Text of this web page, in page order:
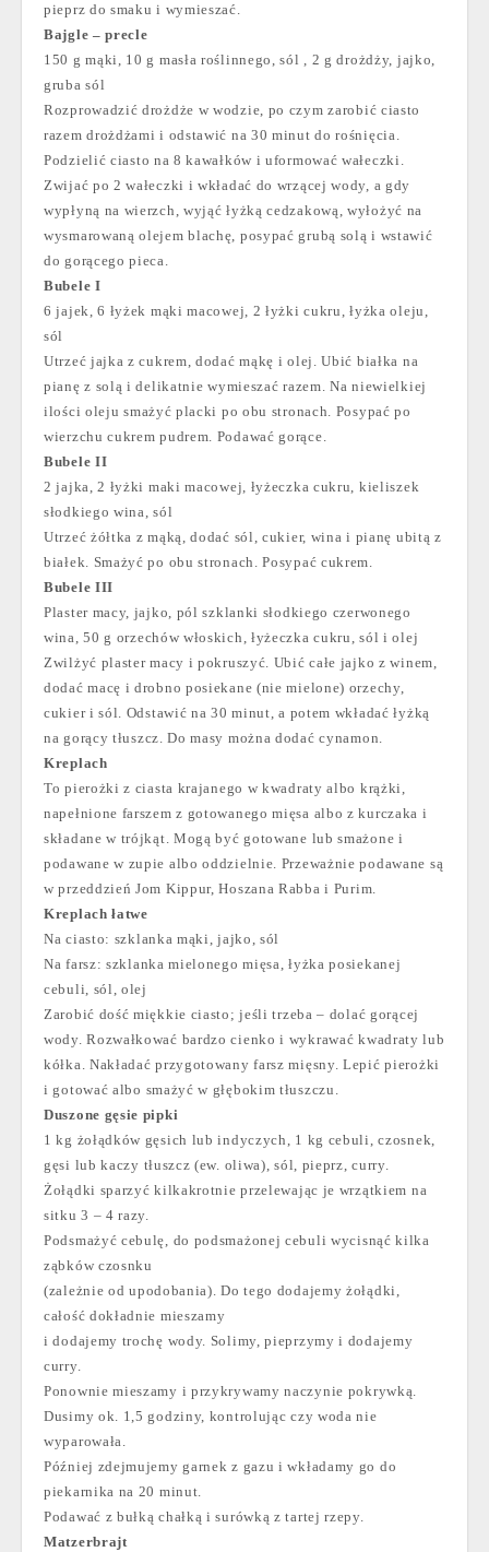
pieprz do smaku i wymieszać.
Bajgle – precle
150 g mąki, 10 g masła roślinnego, sól , 2 g drożdży, jajko,
gruba sól
Rozprowadzić drożdże w wodzie, po czym zarobić ciasto
razem drożdżami i odstawić na 30 minut do rośnięcia.
Podzielić ciasto na 8 kawałków i uformować wałeczki.
Zwijać po 2 wałeczki i wkładać do wrzącej wody, a gdy
wypłyną na wierzch, wyjąć łyżką cedzakową, wyłożyć na
wysmarowaną olejem blachę, posypać grubą solą i wstawić
do gorącego pieca.
Bubele I
6 jajek, 6 łyżek mąki macowej, 2 łyżki cukru, łyżka oleju,
sól
Utrzeć jajka z cukrem, dodać mąkę i olej. Ubić białka na
pianę z solą i delikatnie wymieszać razem. Na niewielkiej
ilości oleju smażyć placki po obu stronach. Posypać po
wierzchu cukrem pudrem. Podawać gorące.
Bubele II
2 jajka, 2 łyżki maki macowej, łyżeczka cukru, kieliszek
słodkiego wina, sól
Utrzeć żółtka z mąką, dodać sól, cukier, wina i pianę ubitą z
białek. Smażyć po obu stronach. Posypać cukrem.
Bubele III
Plaster macy, jajko, pól szklanki słodkiego czerwonego
wina, 50 g orzechów włoskich, łyżeczka cukru, sól i olej
Zwilżyć plaster macy i pokruszyć. Ubić całe jajko z winem,
dodać macę i drobno posiekane (nie mielone) orzechy,
cukier i sól. Odstawić na 30 minut, a potem wkładać łyżką
na gorący tłuszcz. Do masy można dodać cynamon.
Kreplach
To pierożki z ciasta krajanego w kwadraty albo krążki,
napełnione farszem z gotowanego mięsa albo z kurczaka i
składane w trójkąt. Mogą być gotowane lub smażone i
podawane w zupie albo oddzielnie. Przeważnie podawane są
w przeddzień Jom Kippur, Hoszana Rabba i Purim.
Kreplach łatwe
Na ciasto: szklanka mąki, jajko, sól
Na farsz: szklanka mielonego mięsa, łyżka posiekanej
cebuli, sól, olej
Zarobić dość miękkie ciasto; jeśli trzeba – dolać gorącej
wody. Rozwałkować bardzo cienko i wykrawać kwadraty lub
kółka. Nakładać przygotowany farsz mięsny. Lepić pierożki
i gotować albo smażyć w głębokim tłuszczu.
Duszone gęsie pipki
1 kg żołądków gęsich lub indyczych, 1 kg cebuli, czosnek,
gęsi lub kaczy tłuszcz (ew. oliwa), sól, pieprz, curry.
Żołądki sparzyć kilkakrotnie przelewając je wrzątkiem na
sitku 3 – 4 razy.
Podsmażyć cebulę, do podsmażonej cebuli wycisnąć kilka
ząbków czosnku
(zależnie od upodobania). Do tego dodajemy żołądki,
całość dokładnie mieszamy
i dodajemy trochę wody. Solimy, pieprzymy i dodajemy
curry.
Ponownie mieszamy i przykrywamy naczynie pokrywką.
Dusimy ok. 1,5 godziny, kontrolując czy woda nie
wyparowała.
Później zdejmujemy garnek z gazu i wkładamy go do
piekarnika na 20 minut.
Podawać z bułką chałką i surówką z tartej rzepy.
Matzerbrajt